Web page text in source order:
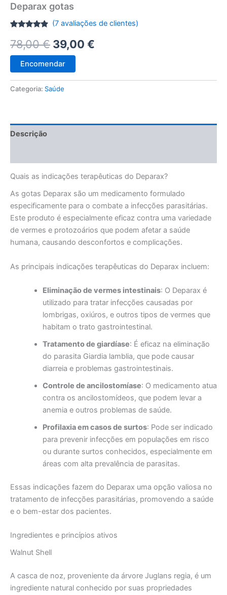
Deparax gotas
com 4.67
em 5 com
base em
classificações
de
(7avaliações de clientes)
78,00€ O
preço
original
39,00 €
atual
Encomendar
Categoria: Saúde
Descrição
Quais as indicações terapêuticas do Deparax?
As gotas Deparax são um medicamento formulado
especificamente para o combate a infecções parasitárias.
Este produto é especialmente eficaz contra uma variedade
de vermes e protozoários que podem afetar a saúde
humana, causando desconfortos e complicações.
As principais indicações terapêuticas do Deparax incluem:
Eliminação de vermes intestinais: O Deparax é
utilizado para tratar infecções causadas por
lombrigas, oxiúros, e outros tipos de vermes que
habitam o trato gastrointestinal.
Tratamento de giardíase: É eficaz na eliminação
do parasita Giardia lamblia, que pode causar
diarreia e problemas gastrointestinais.
Controle de ancilostomíase: O medicamento atua
contra os ancilostomídeos, que podem levar a
anemia e outros problemas de saúde.
Profilaxia em casos de surtos: Pode ser indicado
para prevenir infecções em populações em risco
ou durante surtos conhecidos, especialmente em
áreas com alta prevalência de parasitas.
Essas indicações fazem do Deparax uma opção valiosa no
tratamento de infecções parasitárias, promovendo a saúde
e o bem-estar dos pacientes.
Ingredientes e princípios ativos
Walnut Shell
A casca de noz, proveniente da árvore Juglans regia, é um
ingrediente natural conhecido por suas propriedades